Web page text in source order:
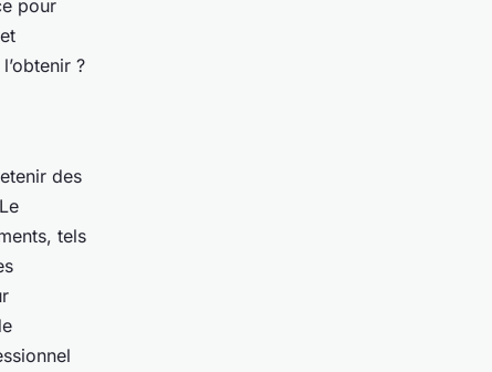
pour
?
des
tels